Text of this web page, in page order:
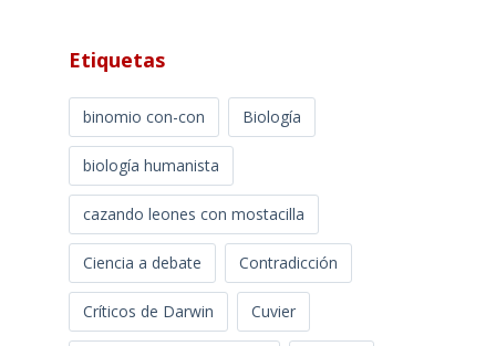
Etiquetas
binomio con-con Biología
biología humanista
cazando leones con mostacilla
Ciencia a debate Contradicción
Críticos de Darwin Cuvier